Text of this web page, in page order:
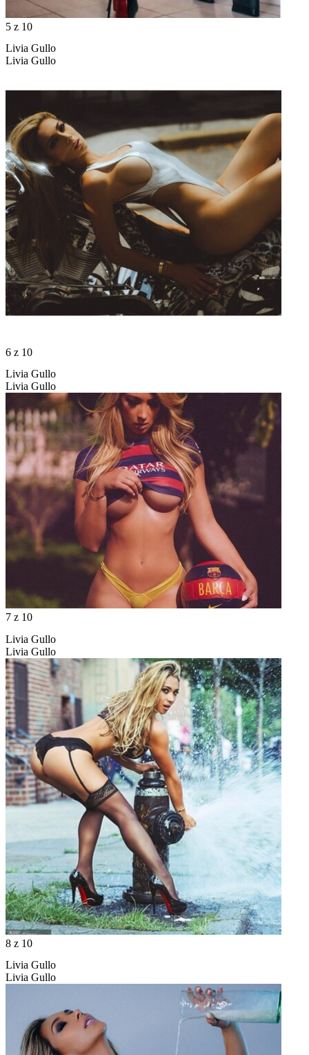
5 z 10
Livia Gullo
Livia Gullo
6 z 10
Livia Gullo
Livia Gullo
7 z 10
Livia Gullo
Livia Gullo
8 z 10
Livia Gullo
Livia Gullo